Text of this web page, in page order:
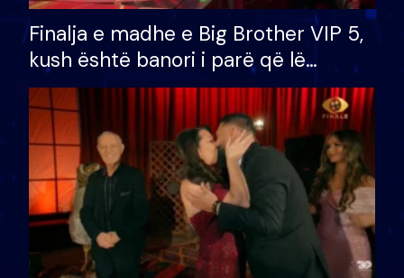
Finalja e madhe e Big Brother VIP 5,
kush është banori i parë që lë
shtëpinë dhe humb mundësinë për
të fituar çmimin e madh